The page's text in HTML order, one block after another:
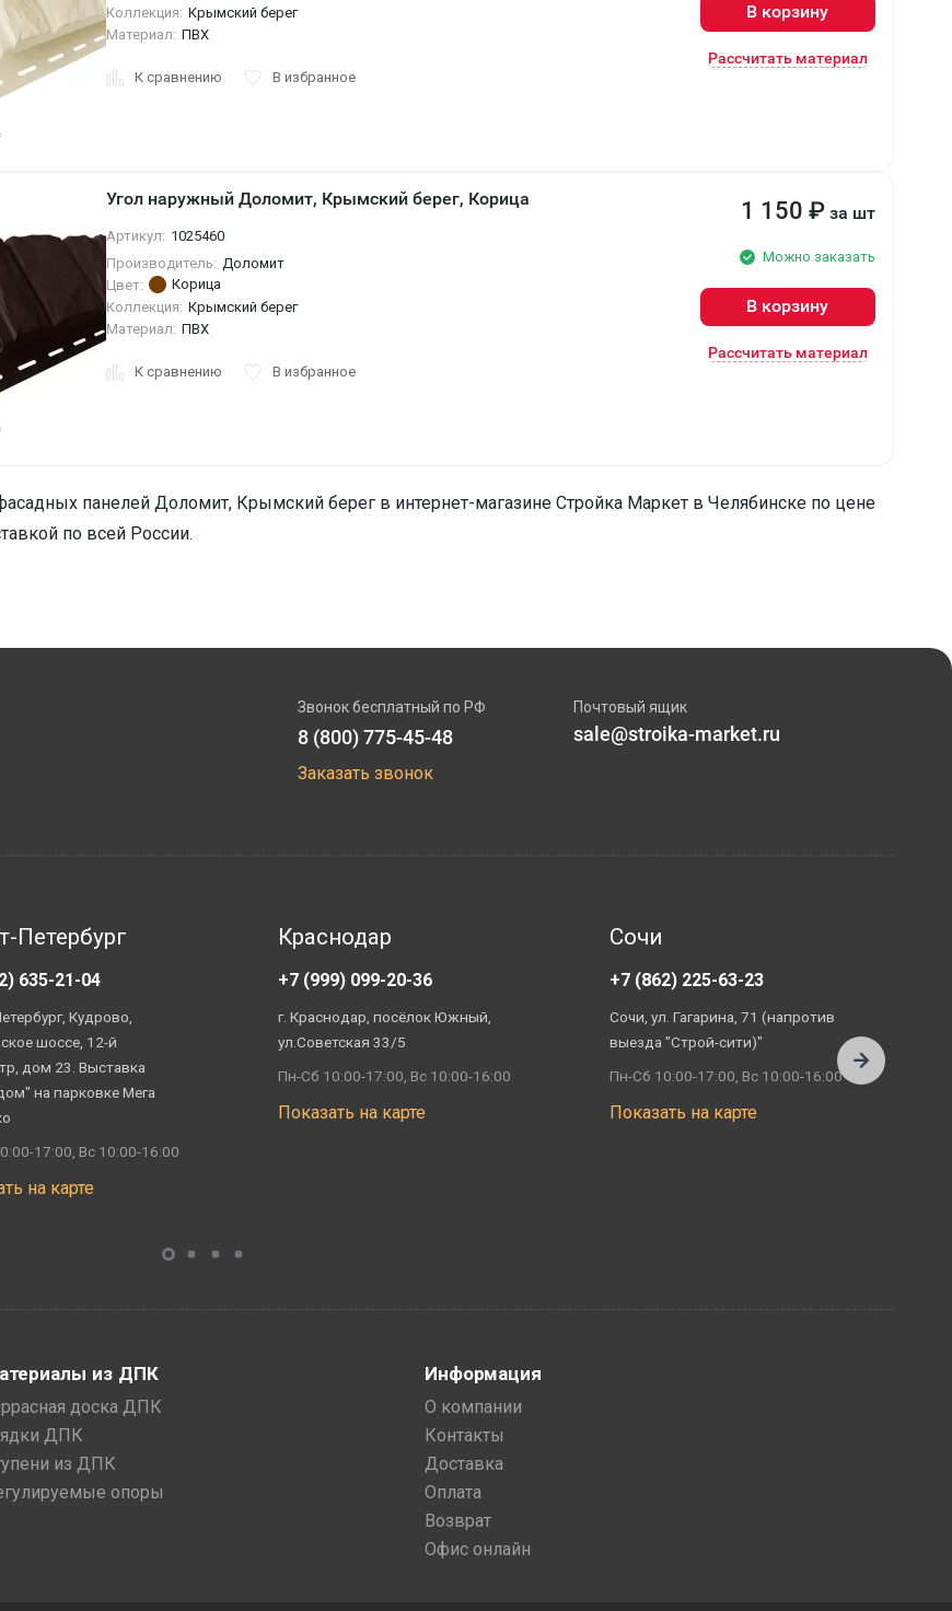
Коллекция: Крымский берег
Материал: ПВХ
К сравнению В избранное
В корзину
Рассчитать материал
Угол наружный Доломит, Крымский берег, Корица
Артикул: 1025460
Производитель: Доломит
Цвет:
Корица
Коллекция: Крымский берег
Материал: ПВХ
К сравнению В избранное
1 150 ₽ за шт
Можно заказать
В корзину
Рассчитать материал
панелей Доломит, Крымский берег в интернет-магазине Стройка Маркет в Челябинске по цене
по всей России.
Звонок бесплатный по РФ
8 (800) 775-45-48
Заказать звонок
Почтовый ящик
sale@stroika-market.ru
Петербург
635-21-04
Кудрово,
шоссе, 12-й
дом 23. Выставка
на парковке Мега
17:00, Вс 10:00-16:00
на карте
Краснодар
+7 (999) 099-20-36
г. Краснодар, посёлок Южный,
ул.Советская 33/5
Пн-Сб 10:00-17:00, Вс 10:00-16:00
Показать на карте
Сочи
+7 (862) 225-63-23
Сочи, ул. Гагарина, 71 (напротив
выезда "Строй-сити)"
Пн-Сб 10:00-17:00, Вс 10:00-16:00
Показать на карте
из ДПК
доска ДПК
ДПК
из ДПК
опоры
Информация
О компании
Контакты
Доставка
Оплата
Возврат
Офис онлайн